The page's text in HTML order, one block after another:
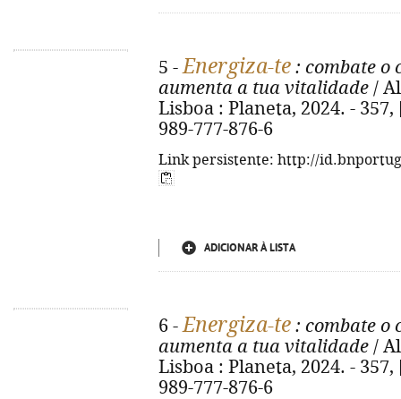
5 -Energiza-te : combate o
aumenta a tua vitalidade /
Lisboa : Planeta, 2024. -
989-777-876-6
Link persistente: http://
ADICIONAR À LISTA
6 -Energiza-te : combate o
aumenta a tua vitalidade /
Lisboa : Planeta, 2024. -
989-777-876-6